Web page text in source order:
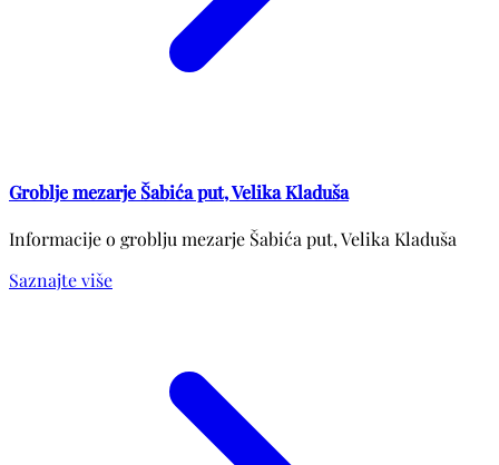
Groblje mezarje Šabića put, Velika Kladuša
Informacije o groblju mezarje Šabića put, Velika Kladuša
Saznajte više